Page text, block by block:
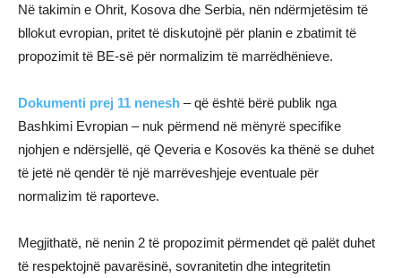
Në takimin e Ohrit, Kosova dhe Serbia, nën ndërmjetësim të
bllokut evropian, pritet të diskutojnë për planin e zbatimit të
propozimit të BE-së për normalizim të marrëdhënieve.
Dokumenti prej 11 nenesh – që është bërë publik nga
Bashkimi Evropian – nuk përmend në mënyrë specifike
njohjen e ndërsjellë, që Qeveria e Kosovës ka thënë se duhet
të jetë në qendër të një marrëveshjeje eventuale për
normalizim të raporteve.
Megjithatë, në nenin 2 të propozimit përmendet që palët duhet
të respektojnë pavarësinë, sovranitetin dhe integritetin